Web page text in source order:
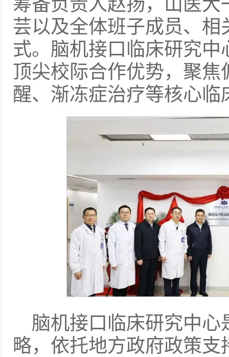
芸以及全体班子成员、
式。脑机接口临床研究
顶尖校际合作优势，聚
醒、渐冻症治疗等核心临
脑机接口临床研究中
略，依托地方政府政策